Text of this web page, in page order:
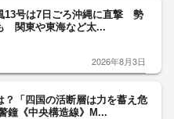
13号は7日ごろ沖縄に直撃 勢
関東や東海など太...
2026年8月3日
？「四国の活断層は力を蓄え危
鐘《中央構造線》M...